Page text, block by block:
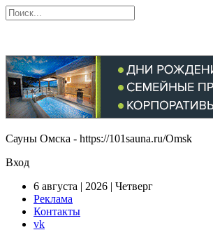
Сауны Омска - https://101sauna.ru/Omsk
Вход
6 августа | 2026 | Четверг
Реклама
Контакты
vk